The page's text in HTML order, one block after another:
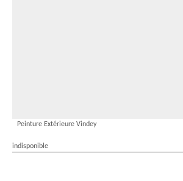
Peinture Extérieure Vindey
indisponible